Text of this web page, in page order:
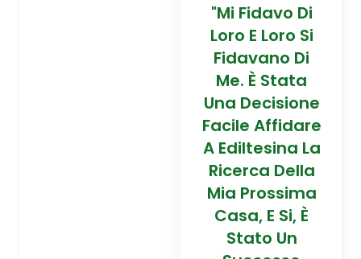
"Mi Fidavo Di
Loro E Loro Si
Fidavano Di
Me. È Stata
Una Decisione
Facile Affidare
A Ediltesina La
Ricerca Della
Mia Prossima
Casa, E Si, È
Stato Un